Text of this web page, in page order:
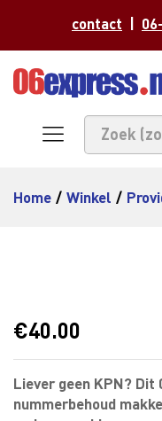
contact
Home / Winkel /
€40.00
Liever geen KPN? Dit
nummerbehoud